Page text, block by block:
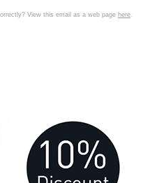
View this email as a web page here.